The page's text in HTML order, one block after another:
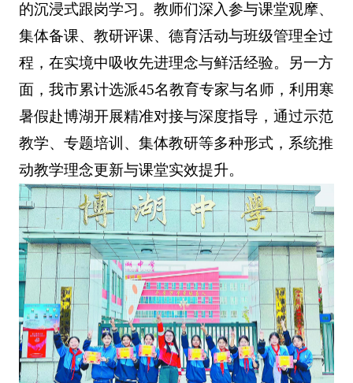
的沉浸式跟岗学习。教师们深入参与课堂观摩、
集体备课、教研评课、德育活动与班级管理全过
程，在实境中吸收先进理念与鲜活经验。另一方
面，我市累计选派45名教育专家与名师，利用寒
暑假赴博湖开展精准对接与深度指导，通过示范
教学、专题培训、集体教研等多种形式，系统推
动教学理念更新与课堂实效提升。